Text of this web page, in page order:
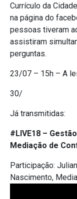
Currículo da
na página do
pessoas tiveram
assistiram
perguntas.
23/07 – 15h – A
30/
Já transmitidas:
#LIVE18 –
Mediação de
Participação:
Nascimento,